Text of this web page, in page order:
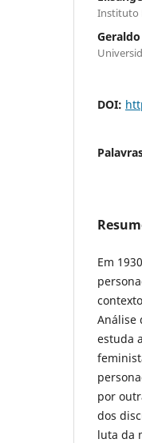
Instituto
DOI:
Em
Análise
estuda
por
dos
luta da